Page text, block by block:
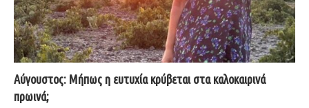
Αύγουστος: Μήπως η ευτυχία κρύβεται στα καλοκαιρινά
πρωινά;